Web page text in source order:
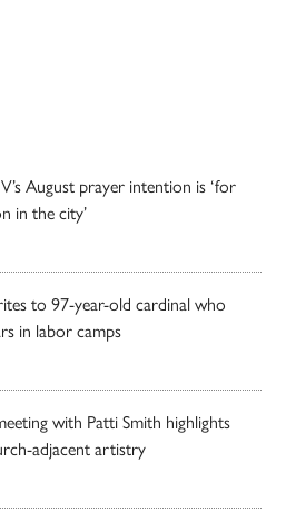
August prayer intention is ‘for
in the city’
to 97-year-old cardinal who
in labor camps
with Patti Smith highlights
adjacent artistry